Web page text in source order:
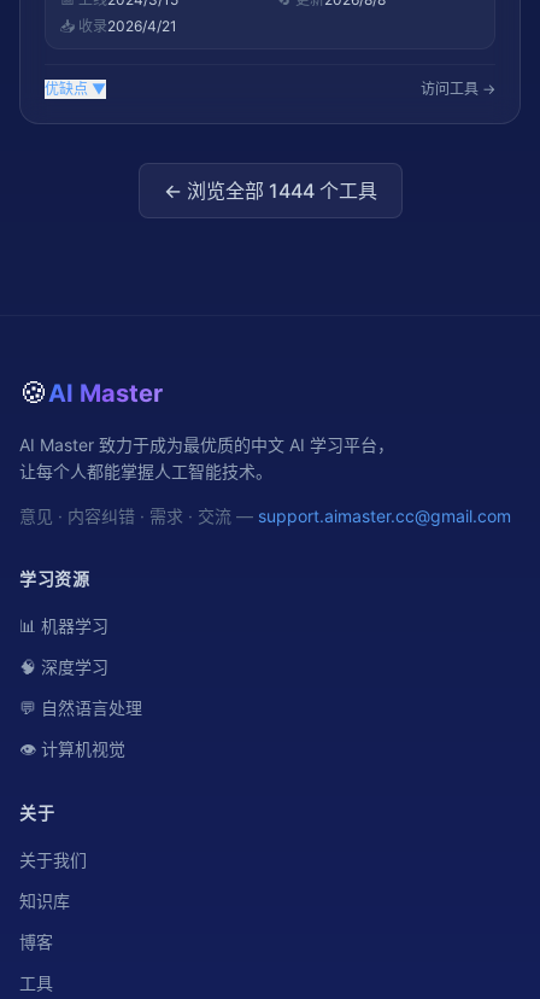
📥 收录2026/4/21
优缺点 ▼ 访问工具 →
← 浏览全部 1444个工具
🍪AI Master
AI Master 致力于成为最优质的中文 AI 学习平台，
让每个人都能掌握人工智能技术。
意见 · 内容纠错 · 需求 · 交流 — support.aimaster.cc@gmail.com
学习资源
📊 机器学习
🧠 深度学习
💬 自然语言处理
👁️ 计算机视觉
关于
关于我们
知识库
博客
工具